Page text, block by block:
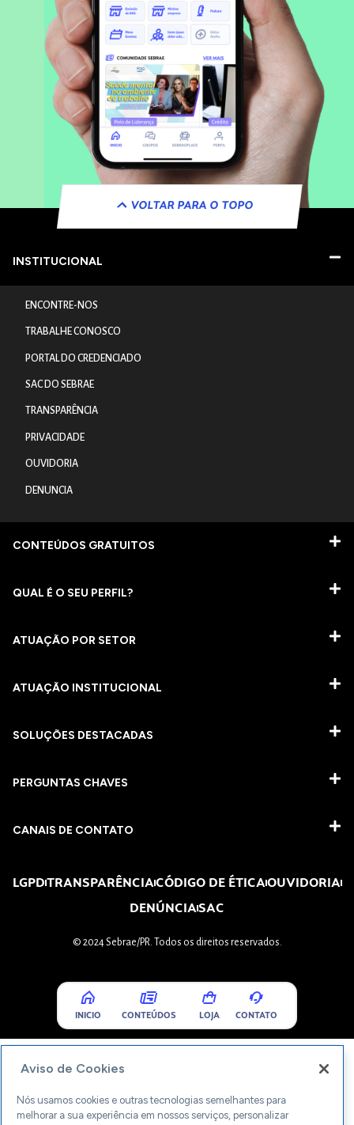
VOLTAR PARA O TOPO
INSTITUCIONAL
ENCONTRE-NOS
TRABALHE CONOSCO
PORTAL DO CREDENCIADO
SAC DO SEBRAE
TRANSPARÊNCIA
PRIVACIDADE
OUVIDORIA
DENUNCIA
CONTEÚDOS GRATUITOS
QUAL É O SEU PERFIL?
ATUAÇÃO POR SETOR
ATUAÇÃO INSTITUCIONAL
SOLUÇÕES DESTACADAS
PERGUNTAS CHAVES​
CANAIS DE CONTATO
LGPDTRANSPARÊNCIACÓDIGO DE ÉTICAOUVIDORIA
DENÚNCIASAC
© 2024 Sebrae/PR. Todos os direitos reservados.
INICIO CONTEÚDOS LOJA CONTATO
Aviso de Cookies
Nós usamos cookies e outras tecnologias semelhantes para
melhorar a sua experiência em nossos serviços, personalizar